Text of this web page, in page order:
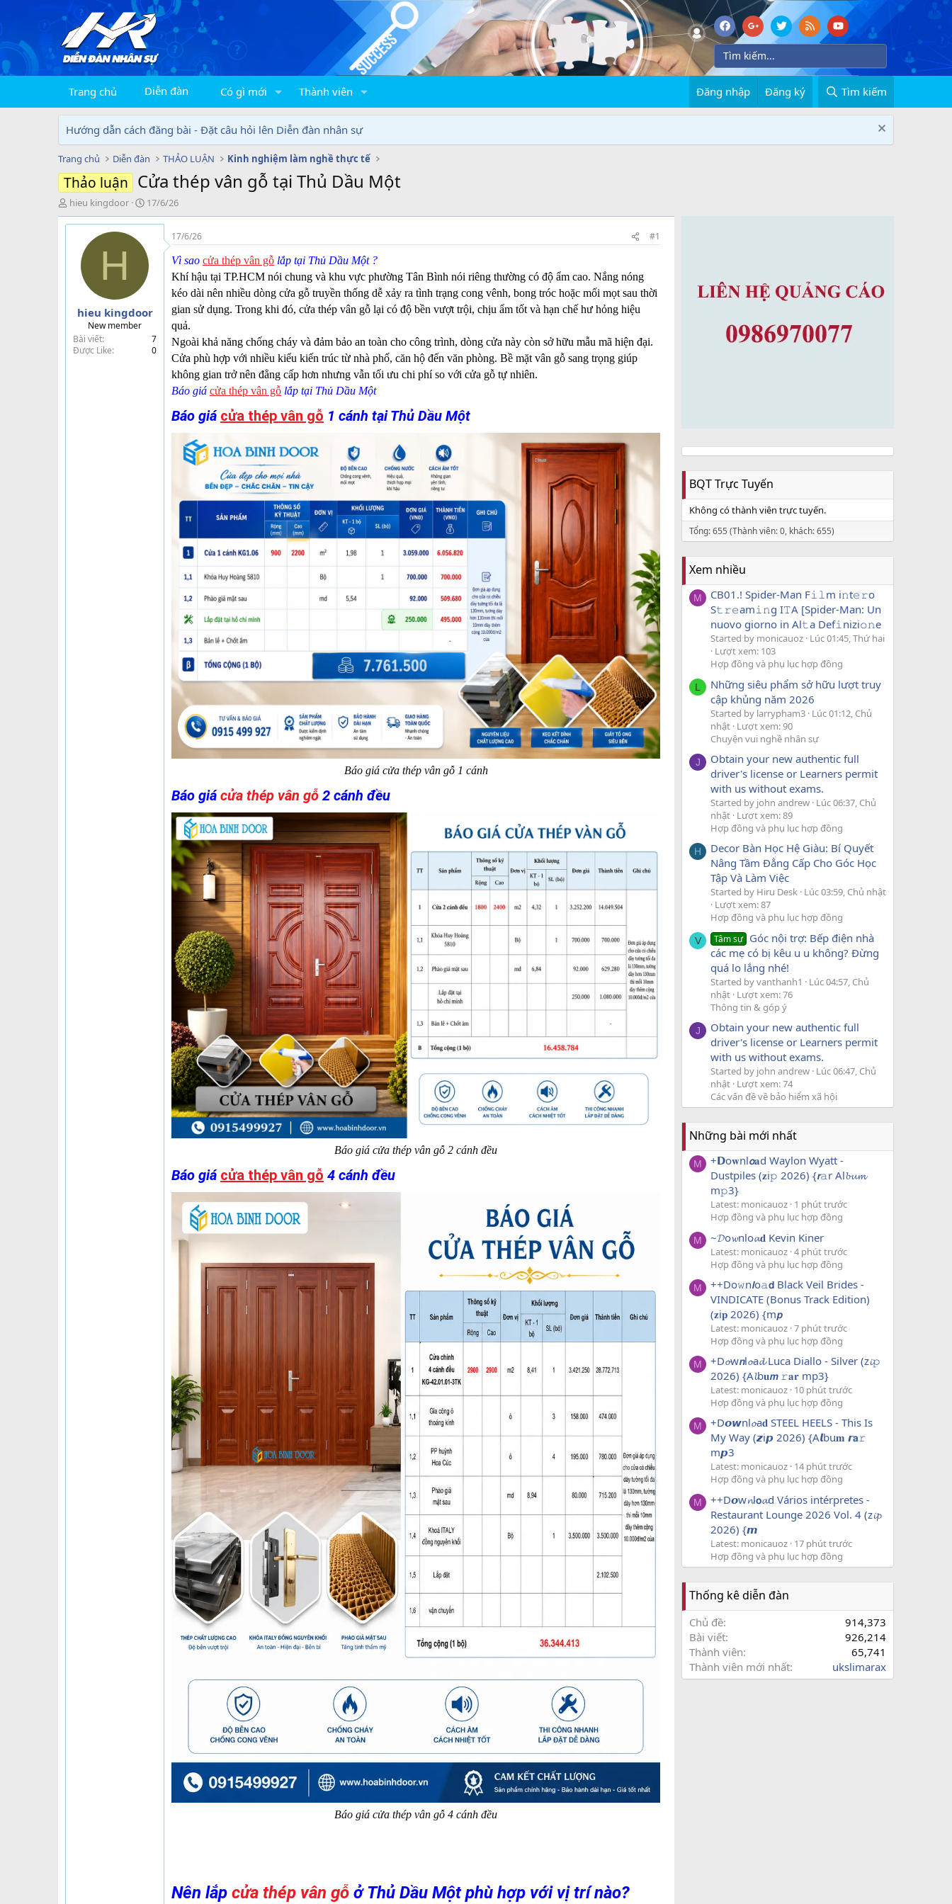
Trang chủ Diễn đàn Có gì mới Thành viên Đăng nhập Đăng ký Tìm kiếm
Hướng dẫn cách đăng bài - Đặt câu hỏi lên Diễn đàn nhân sự
Trang chủ Diễn đàn THẢO LUẬN Kinh nghiệm làm nghề thực tế
Thảo luận Cửa thép vân gỗ tại Thủ Dầu Một
T
h
r
hieu kingdoor
N
g
à
g
ử
i
17/6/26
H
hieu kingdoor
New member
Bài viết
7
Được Like
0
17/6/26
#1
Vì sao cửa thép vân gỗ lắp tại Thủ Dầu Một ?
Khí hậu tại TP.HCM nói chung và khu vực phường Tân Bình nói riêng thường có độ ẩm cao. Nắng nóng
kéo dài nên nhiều dòng cửa gỗ truyền thống dễ xảy ra tình trạng cong vênh, bong tróc hoặc mối mọt sau thời
gian sử dụng. Trong khi đó, cửa thép vân gỗ lại có độ bền vượt trội, chịu ẩm tốt và hạn chế hư hỏng hiệu
quả.
Ngoài khả năng chống cháy và đảm bảo an toàn cho công trình, dòng cửa này còn sở hữu mẫu mã hiện đại.
Cửa phù hợp với nhiều kiểu kiến trúc từ nhà phố, căn hộ đến văn phòng. Bề mặt vân gỗ sang trọng giúp
không gian trở nên đẳng cấp hơn nhưng vẫn tối ưu chi phí so với cửa gỗ tự nhiên.
Báo giá cửa thép vân gỗ lắp tại Thủ Dầu Một
Báo giá cửa thép vân gỗ 1 cánh tại Thủ Dầu Một
Báo giá cửa thép vân gỗ 1 cánh​
Báo giá cửa thép vân gỗ 2 cánh đều
Báo giá cửa thép vân gỗ 2 cánh đều​
Báo giá cửa thép vân gỗ 4 cánh đều
Báo giá cửa thép vân gỗ 4 cánh đều​
Nên lắp cửa thép vân gỗ ở Thủ Dầu Một phù hợp với vị trí nào?
BQT Trực Tuyến
Không có thành viên trực tuyến.
Tổng: 655 (Thành viên: 0, khách: 655)
Xem nhiều
M
CB01.! Spider-Man F𝚒𝚕m i𝚗t𝚎𝚛o
S𝚝𝚛𝚎am𝚒𝚗g I𝚃A [Spider-Man: Un
nuovo giorno in Al𝚝a Def𝚒nizi𝚘𝚗e
Started by monicauoz Lúc 01:45, Thứ hai
Lượt xem: 103
Hợp đồng và phụ lục hợp đồng
L
Những siêu phẩm sở hữu lượt truy
cập khủng năm 2026
Started by larrypham3 Lúc 01:12, Chủ
nhật Lượt xem: 90
Chuyện vui nghề nhân sự
J
Obtain your new authentic full
driver's license or Learners permit
with us without exams.
Started by john andrew Lúc 06:37, Chủ
nhật Lượt xem: 89
Hợp đồng và phụ lục hợp đồng
H
Decor Bàn Học Hệ Giàu: Bí Quyết
Nâng Tầm Đẳng Cấp Cho Góc Học
Tập Và Làm Việc
Started by Hiru Desk Lúc 03:59, Chủ nhật
Lượt xem: 87
Hợp đồng và phụ lục hợp đồng
V Tâm sự Góc nội trợ: Bếp điện nhà
các mẹ có bị kêu u u không? Đừng
quá lo lắng nhé!
Started by vanthanh1
Lúc 04:57, Chủ
nhật Lượt xem: 76
Thông tin & góp ý
J
Obtain your new authentic full
driver's license or Learners permit
with us without exams.
Started by john andrew Lúc 06:47, Chủ
nhật Lượt xem: 74
Các vấn đề về bảo hiểm xã hội
Những bài mới nhất
M
+𝗗o𝐰nl𝙤𝐚d Waylon Wyatt -
Dustpiles (𝐳i𝚙 2026) {𝙧𝚊r Al𝓫𝓾𝓶
m𝚙3}
Latest: monicauoz 1 phút trước
Hợp đồng và phụ lục hợp đồng
M ~𝓓o𝔀nlo𝓪𝐝 Kevin Kiner
Latest: monicauoz 4 phút trước
Hợp đồng và phụ lục hợp đồng
M
++Do𝚠n𝙡o𝚊𝗱 Black Veil Brides -
VINDICATE (Bonus Track Edition)
(𝐳i𝐩 2026) {m𝙥
Latest: monicauoz 7 phút trước
Hợp đồng và phụ lục hợp đồng
M
+D𝓸w𝙣l𝓸a𝓭 Luca Diallo - Silver (z𝓲𝚙
2026) {A𝓵b𝐮𝙢 𝚛𝐚𝐫 mp3}
Latest: monicauoz 10 phút trước
Hợp đồng và phụ lục hợp đồng
M
+D𝙤𝙬nl𝓸a𝐝 STEEL HEELS - This Is
My Way (𝙯i𝙥 2026) {A𝙡bu𝐦 𝙧𝗮𝚛
m𝙥3
Latest: monicauoz 14 phút trước
Hợp đồng và phụ lục hợp đồng
M
++D𝙤w𝓷l𝗼𝓪d Vários intérpretes -
Restaurant Lounge 2026 Vol. 4 (z𝓲𝓹
2026) {𝙢
Latest: monicauoz 17 phút trước
Hợp đồng và phụ lục hợp đồng
Thống kê diễn đàn
Chủ đề
914,373
Bài viết
926,214
Thành viên
65,741
Thành viên mới nhất
ukslimarax